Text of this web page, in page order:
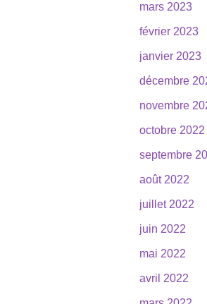
mars 2023
février 2023
janvier 2023
décembre
novembre
octobre 2022
septembre
août 2022
juillet 2022
juin 2022
mai 2022
avril 2022